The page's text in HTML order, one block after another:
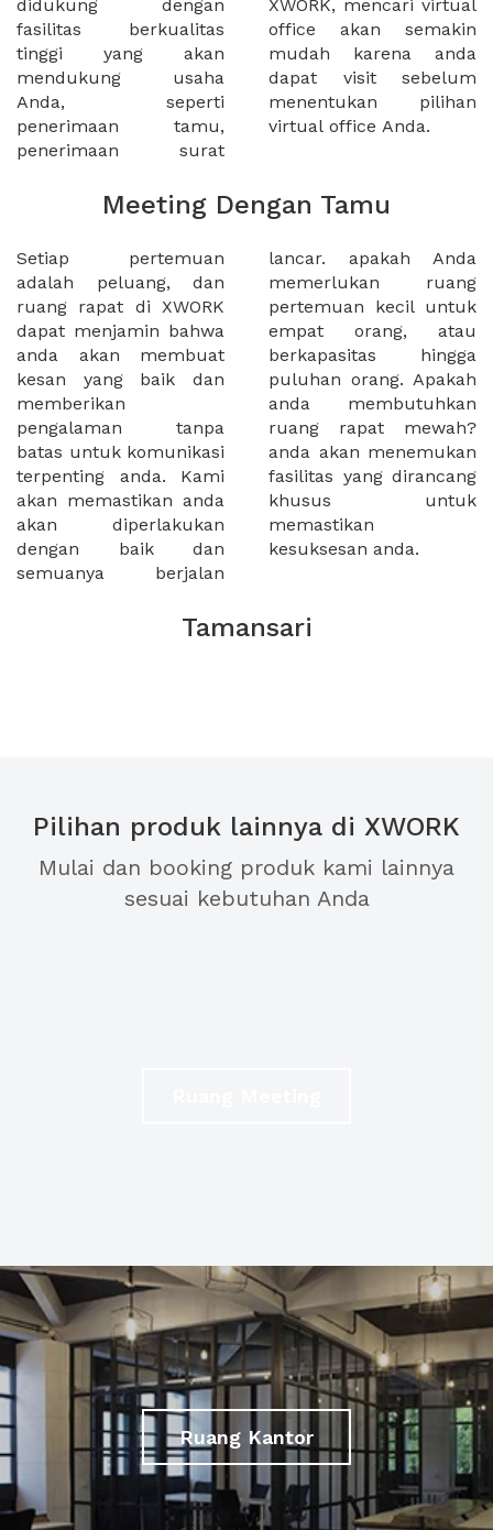
didukung dengan
fasilitas berkualitas
tinggi yang akan
mendukung usaha
Anda, seperti
penerimaan tamu,
penerimaan surat
XWORK, mencari virtual
office akan semakin
mudah karena anda
dapat visit sebelum
menentukan pilihan
virtual office Anda.
Meeting Dengan Tamu
Setiap pertemuan
adalah peluang, dan
ruang rapat di XWORK
dapat menjamin bahwa
anda akan membuat
kesan yang baik dan
memberikan
pengalaman tanpa
batas untuk komunikasi
terpenting anda. Kami
akan memastikan anda
akan diperlakukan
dengan baik dan
semuanya berjalan
lancar. apakah Anda
memerlukan ruang
pertemuan kecil untuk
empat orang, atau
berkapasitas hingga
puluhan orang. Apakah
anda membutuhkan
ruang rapat mewah?
anda akan menemukan
fasilitas yang dirancang
khusus untuk
memastikan
kesuksesan anda.
Tamansari
Pilihan produk lainnya di XWORK
Mulai dan booking produk kami lainnya
sesuai kebutuhan Anda
Ruang Kantor